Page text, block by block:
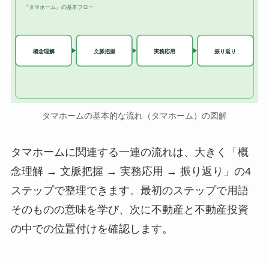
『タマホーム』の基本フロー
概念理解 文脈把握 実務応用 振り返り
タマホームの基本的な流れ（タマホーム）の図解
タマホームに関連する一連の流れは、大きく「概
念理解 → 文脈把握 → 実務応用 → 振り返り」の4
ステップで整理できます。最初のステップで用語
そのものの意味を学び、次に不動産と不動産投資
の中での位置付けを確認します。